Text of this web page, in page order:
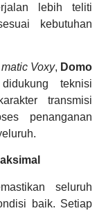
lebih teliti
kebutuhan
Voxy, Domo
teknisi
transmisi
penanganan
seluruh
baik. Setiap